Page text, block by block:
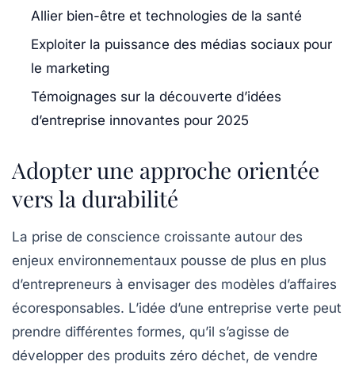
Allier bien-être et technologies de la santé
Exploiter la puissance des médias sociaux pour
le marketing
Témoignages sur la découverte d’idées
d’entreprise innovantes pour 2025
Adopter une approche orientée
vers la durabilité
La prise de conscience croissante autour des
enjeux environnementaux pousse de plus en plus
d’entrepreneurs à envisager des modèles d’affaires
écoresponsables. L’idée d’une entreprise verte peut
prendre différentes formes, qu’il s’agisse de
développer des produits zéro déchet, de vendre